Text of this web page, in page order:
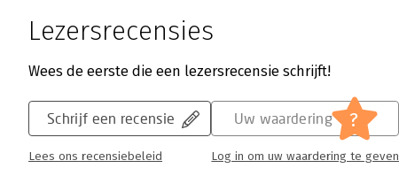
Lezersrecensies
Wees de eerste die een lezersrecensie schrijft!
Schrijf een recensie
Lees ons recensiebeleid
Uw waardering ?
Log in om uw waardering te geven